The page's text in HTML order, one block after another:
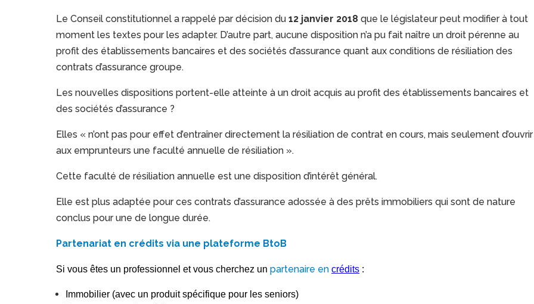
Le Conseil constitutionnel a rappelé par décision du12 janvier 2018 que le législateur peut modifier à tout
moment les textes pour les adapter. D’autre part, aucune disposition n’a pu fait naître un droit pérenne au
profit des établissements bancaires et des sociétés d’assurance quant aux conditions de résiliation des
contrats d’assurance groupe.
Les nouvelles dispositions portent-elle atteinte à un droit acquis au profit des établissements bancaires et
des sociétés d’assurance ?
Elles « n’ont pas pour effet d’entraîner directement la résiliation de contrat en cours, mais seulement d’ouvrir
aux emprunteurs une faculté annuelle de résiliation ».
Cette faculté de résiliation annuelle est une disposition d’intérêt général.
Elle est plus adaptée pour ces contrats d’assurance adossée à des prêts immobiliers qui sont de nature
conclus pour une de longue durée.
Partenariat en crédits via une plateforme BtoB
Si vous êtes un professionnel et vous cherchez unpartenaire encrédits :
Immobilier (avec un produit spécifique pour les seniors)